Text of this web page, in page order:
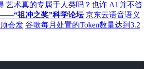
艺术真的专属于人类吗？也许 AI 并不答
祖冲之奖”科学论坛 京东云语音语义
会发 谷歌每月处置的Token数量达到3.2